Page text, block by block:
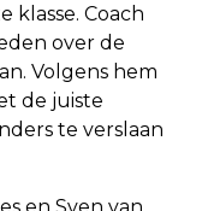
klasse. Coach
over de
Volgens hem
de juiste
te verslaan
en Sven van